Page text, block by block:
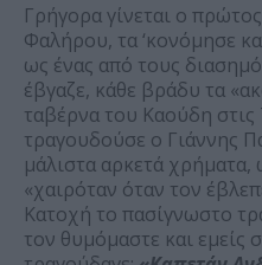
Γρήγορα γίνεται ο
Φαλήρου, τα ‘κονόμησε
ως ένας από τους
έβγαζε, κάθε βράδυ τα
ταβέρνα του Καούδη στις
τραγουδούσε ο Γιάννης
μάλιστα αρκετά
«χαιρόταν όταν τον
Κατοχή το πασίγνωστο
τον θυμόμαστε και